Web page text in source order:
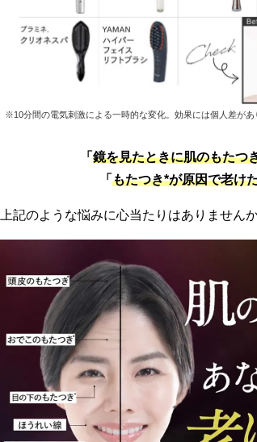
※10分間の電気刺激による一時的な変化。効果には個人差があ
「 鏡を見たときに肌のもたつ
「 もたつき*が原因で老け
上記のような悩みに心当たりはありません